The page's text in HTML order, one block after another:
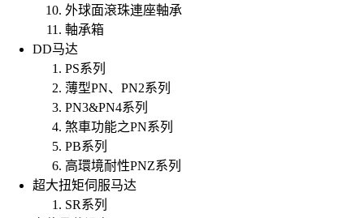
外球面滾珠連座軸承
軸承箱
DD马达
PS系列
薄型PN、PN2系列
PN3&PN4系列
煞車功能之PN系列
PB系列
高環境耐性PNZ系列
超大扭矩伺服马达
SR系列